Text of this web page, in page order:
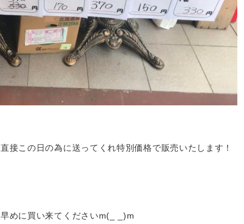
接この日の為に送ってくれ特別価格で販売いたします！
めに買い来てくださいm(_ _)m